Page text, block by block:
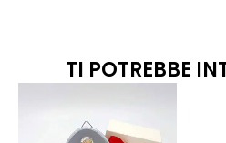
TI POTREBBE